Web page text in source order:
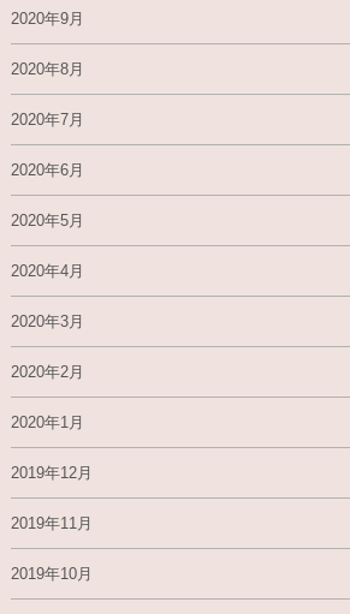
2020年9月
2020年8月
2020年7月
2020年6月
2020年5月
2020年4月
2020年3月
2020年2月
2020年1月
2019年12月
2019年11月
2019年10月